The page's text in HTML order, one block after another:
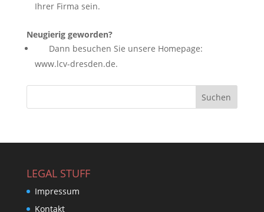
Ihrer Firma sein.
Neugierig geworden?
Dann besuchen Sie unsere Homepage:
www.lcv-dresden.de.
LEGAL STUFF
Impressum
Kontakt